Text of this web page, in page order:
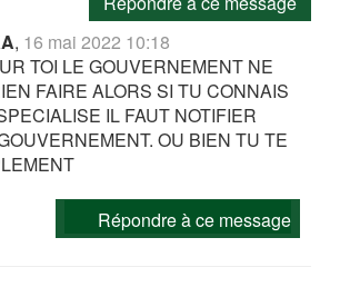
, 16 mai 2022 10:18
TOI LE GOUVERNEMENT NE
FAIRE ALORS SI TU CONNAIS
IL FAUT NOTIFIER
OU BIEN TU TE
Répondre à ce message